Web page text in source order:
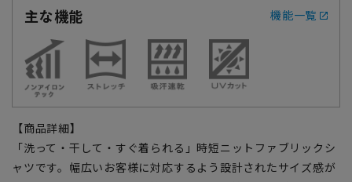
主な機能
機能一覧
【商品詳細】
「洗って・干して・すぐ着られる」時短ニットファブリックシ
ャツです。幅広いお客様に対応するよう設計されたサイズ感が